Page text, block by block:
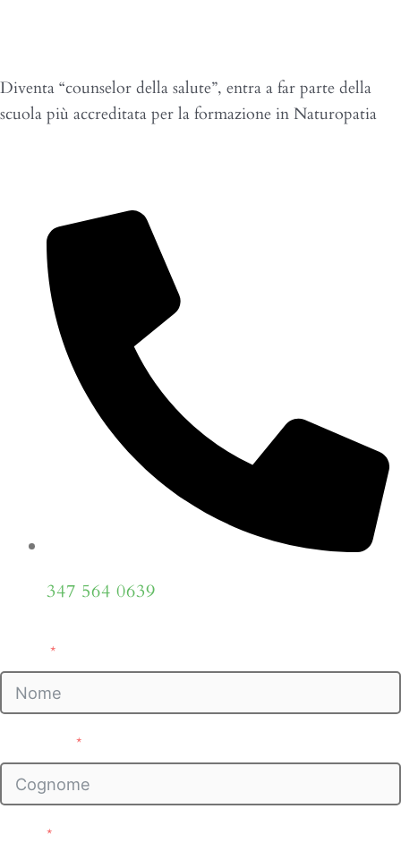
Diventa “counselor della salute”, entra a far parte della
scuola più accreditata per la formazione in Naturopatia
347 564 0639